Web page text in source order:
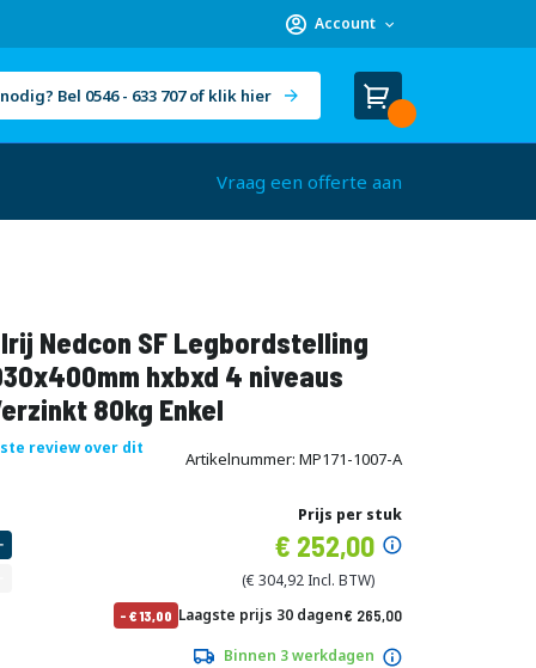
Account
Bel 0546 - 633 707 of klik hier
Winkelwagen
Cart
Vraag een offerte aan
Nedcon SF Legbordstelling
hxbxd 4 niveaus
80kg Enkel
review over dit
Artikelnummer MP171-1007-A
Prijs per stuk
Speciale
prijs
252,00
304,92
- 13,00 Laagste prijs 30 dagen
Normale
265,00
Binnen 3 werkdagen